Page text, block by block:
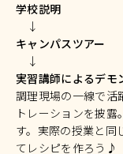
学校説明
↓
キャンパスツアー
↓
実習講師によるデモ
調理現場の一線で活
トレーションを披
す。実際の授業と同
てレシピを作ろう♪